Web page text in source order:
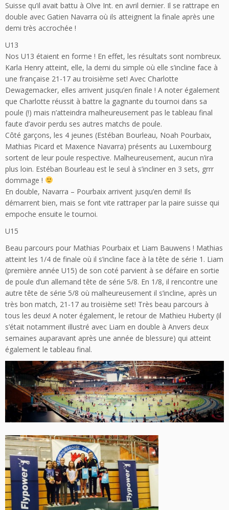
Suisse qu’il avait battu à Olve Int. en avril dernier. Il se rattrape en
double avec Gatien Navarra où ils atteignent la finale après une
demi très accrochée !
U13
Nos U13 étaient en forme ! En effet, les résultats sont nombreux.
Karla Henry atteint, elle, la demi du simple où elle s’incline face à
une française 21-17 au troisième set! Avec Charlotte
Dewagemacker, elles arrivent jusqu’en finale ! A noter également
que Charlotte réussit à battre la gagnante du tournoi dans sa
poule (!) mais n’atteindra malheureusement pas le tableau final
faute d’avoir perdu ses autres matchs de poule.
Côté garçons, les 4 jeunes (Estéban Bourleau, Noah Pourbaix,
Mathias Picard et Maxence Navarra) présents au Luxembourg
sortent de leur poule respective. Malheureusement, aucun n’ira
plus loin. Estéban Bourleau est le seul à s’incliner en 3 sets, grrr
dommage !
En double, Navarra – Pourbaix arrivent jusqu’en demi! Ils
démarrent bien, mais se font vite rattraper par la paire suisse qui
empoche ensuite le tournoi.
U15
Beau parcours pour Mathias Pourbaix et Liam Bauwens ! Mathias
atteint les 1/4 de finale où il s’incline face à la tête de série 1. Liam
(première année U15) de son coté parvient à se défaire en sortie
de poule d’un allemand tête de série 5/8. En 1/8, il rencontre une
autre tête de série 5/8 où malheureusement il s’incline, après un
très bon match, 21-17 au troisième set! Très beau parcours à
tous les deux! A noter également, le retour de Mathieu Huberty (il
s’était notamment illustré avec Liam en double à Anvers deux
semaines auparavant après une année de blessure) qui atteint
également le tableau final.